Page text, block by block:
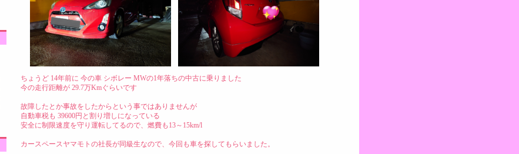
ちょうど 14年前に 今の車 シボレー MWの1年落ちの中古に乗りました
今の走行距離が 29.7万Kmぐらいです
故障したとか事故をしたからという事ではありませんが
自動車税も 39600円と割り増しになっている
安全に制限速度を守り運転してるので、燃費も13～15km/l
カースペースヤマモトの社長が同級生なので、今回も車を探してもらいました。